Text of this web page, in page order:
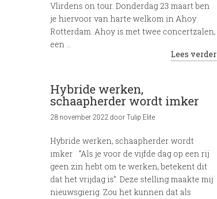
Vlirdens on tour. Donderdag 23 maart ben
je hiervoor van harte welkom in Ahoy
Rotterdam. Ahoy is met twee concertzalen,
een …
Lees verder
Hybride werken,
schaapherder wordt imker
28 november 2022 doorTulip Elite
Hybride werken, schaapherder wordt
imker “Als je voor de vijfde dag op een rij
geen zin hebt om te werken, betekent dit
dat het vrijdag is”. Deze stelling maakte mij
nieuwsgierig. Zou het kunnen dat als